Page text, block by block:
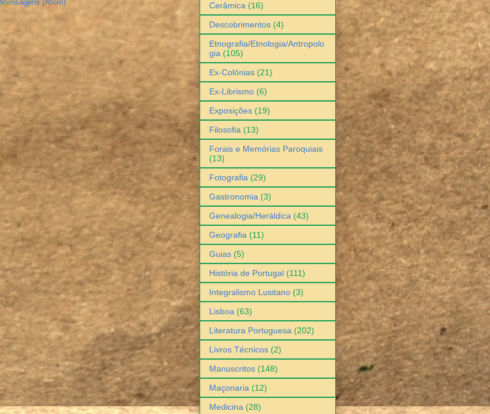
Mensagens (Atom)
Cerâmica (16)
Descobrimentos (4)
Etnografia/Etnologia/Antropolo
gia (105)
Ex-Colónias (21)
Ex-Librismo (6)
Exposições (19)
Filosofia (13)
Forais e Memórias Paroquiais
(13)
Fotografia (29)
Gastronomia (3)
Genealogia/Heráldica (43)
Geografia (11)
Guias (5)
História de Portugal (111)
Integralismo Lusitano (3)
Lisboa (63)
Literatura Portuguesa (202)
Livros Técnicos (2)
Manuscritos (148)
Maçonaria (12)
Medicina (28)